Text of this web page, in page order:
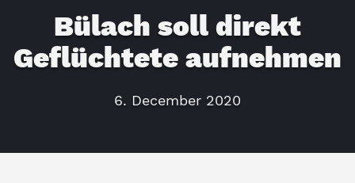
Bülach soll direkt
Geflüchtete aufnehmen
6. December 2020